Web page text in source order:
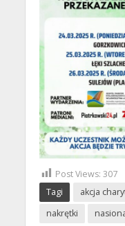
Post Views: 307
Tagi
akcja
nakrętki